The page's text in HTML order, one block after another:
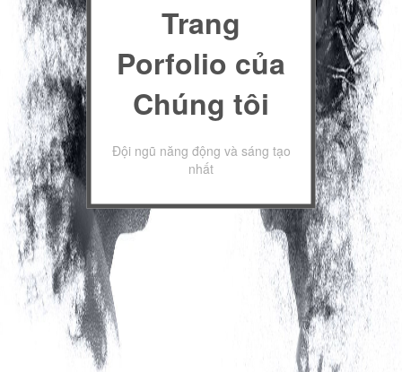
Trang
Porfolio của
Chúng tôi
Đội ngũ năng động và sáng tạo
nhất